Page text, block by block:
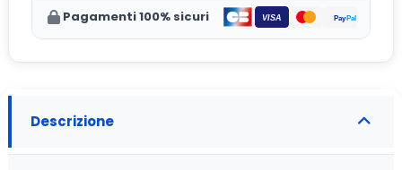
Pagamenti 100% sicuri
Descrizione